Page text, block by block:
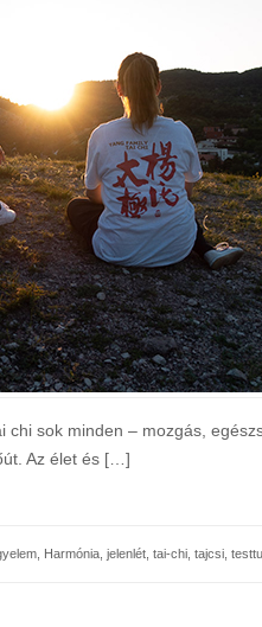
chi sok minden – mozgás,
Az élet és […]
Harmónia jelenlét tai-chi tajcsi